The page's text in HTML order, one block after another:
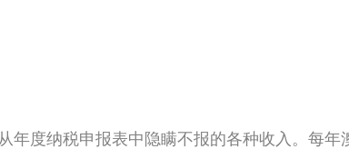
年度纳税申报表中隐瞒不报的各种收入。每